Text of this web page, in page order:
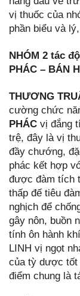
vị thuốc của
phần biểu và
NHÓM 2 tác
PHÁC – BÁN
THƯƠNG
cường chức
PHÁC vị đắng
trệ, đây là vị
đầy chướng,
phác kết hợp
được đàm tích
thấp đế tiêu
nghịch để
gây nôn, buồn
tính ôn hành
LINH vị ngọt
của tỳ dược tốt
điểm chung là